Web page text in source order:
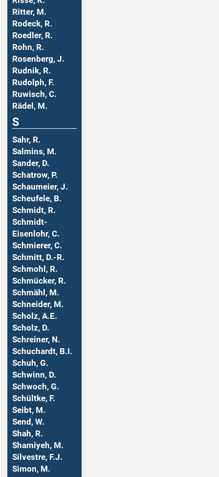
Ritter, M.
Rodeck, R.
Roedler, R.
Rohn, R.
Rosenberg, J.
Rudnik, R.
Rudolph, F.
Ruwisch, C.
Rädel, M.
S
Sahr, R.
Salmins, M.
Sander, D.
Schatrow, P.
Schaumeier, J.
Scheufele, B.
Schmidt, R.
Schmidt-
Eisenlohr, C.
Schmierer, C.
Schmitt, D.-R.
Schmohl, R.
Schmücker, R.
Schmähl, M.
Schneider, M.
Scholz, A.E.
Scholz, D.
Schreiner, N.
Schuchardt, B.I.
Schuh, G.
Schwinn, D.
Schwoch, G.
Schültke, F.
Seibt, M.
Send, W.
Shah, R.
Shamiyeh, M.
Silvestre, F.J.
Simon, M.